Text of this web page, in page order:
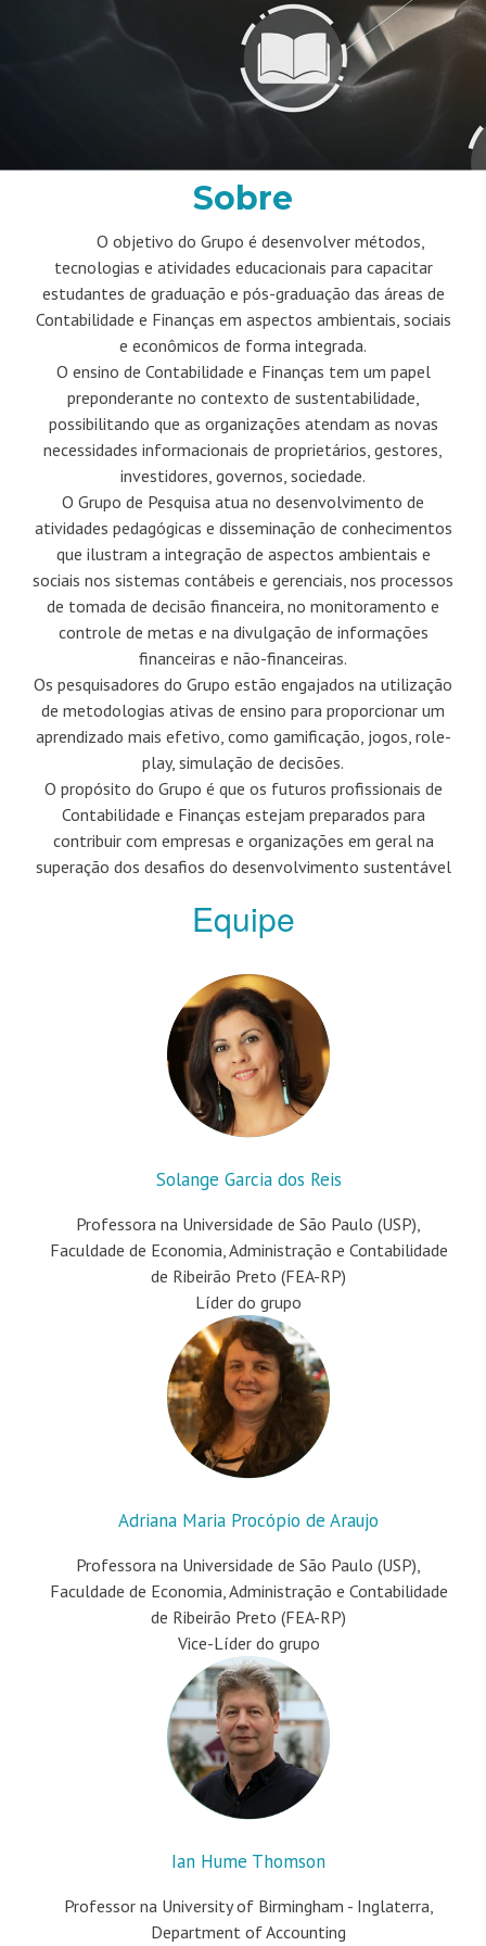
Sobre
O objetivo do Grupo é desenvolver métodos,
tecnologias e atividades educacionais para capacitar
estudantes de graduação e pós-graduação das áreas de
Contabilidade e Finanças em aspectos ambientais, sociais
e econômicos de forma integrada.
O ensino de Contabilidade e Finanças tem um papel
preponderante no contexto de sustentabilidade,
possibilitando que as organizações atendam as novas
necessidades informacionais de proprietários, gestores,
investidores, governos, sociedade.
O Grupo de Pesquisa atua no desenvolvimento de
atividades pedagógicas e disseminação de conhecimentos
que ilustram a integração de aspectos ambientais e
sociais nos sistemas contábeis e gerenciais, nos processos
de tomada de decisão financeira, no monitoramento e
controle de metas e na divulgação de informações
financeiras e não-financeiras.
Os pesquisadores do Grupo estão engajados na utilização
de metodologias ativas de ensino para proporcionar um
aprendizado mais efetivo, como gamificação, jogos, role-
play, simulação de decisões.
O propósito do Grupo é que os futuros profissionais de
Contabilidade e Finanças estejam preparados para
contribuir com empresas e organizações em geral na
superação dos desafios do desenvolvimento sustentável
Equipe
Solange Garcia dos Reis
Professora na Universidade de São Paulo (USP),
Faculdade de Economia, Administração e Contabilidade
de Ribeirão Preto (FEA-RP)
Líder do grupo
Adriana Maria Procópio de Araujo
Professora na Universidade de São Paulo (USP),
Faculdade de Economia, Administração e Contabilidade
de Ribeirão Preto (FEA-RP)
Vice-Líder do grupo
Ian Hume Thomson
Professor na University of Birmingham - Inglaterra,
Department of Accounting